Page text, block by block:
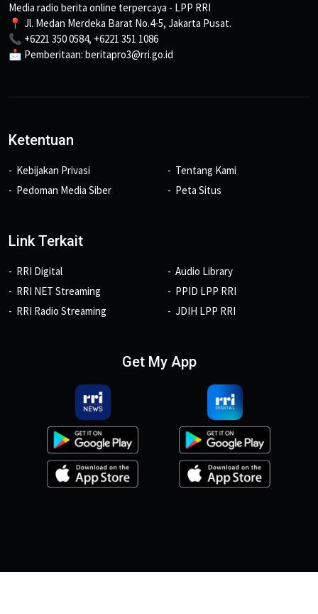
Media radio berita online terpercaya - LPP RRI
📍 Jl. Medan Merdeka Barat No.4-5, Jakarta Pusat.
📞 +6221 350 0584, +6221 351 1086
📩 Pemberitaan: beritapro3@rri.go.id
Ketentuan
Kebijakan Privasi
Pedoman Media Siber
Tentang Kami
Peta Situs
Link Terkait
RRI Digital
RRI NET Streaming
RRI Radio Streaming
Audio Library
PPID LPP RRI
JDIH LPP RRI
Get My App